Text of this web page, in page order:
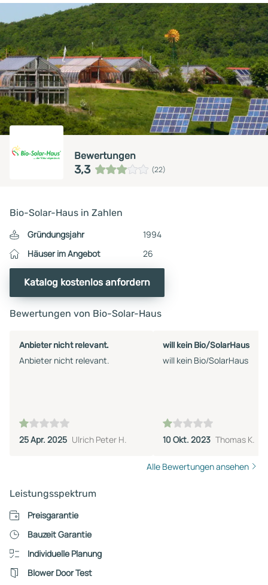
Bewertungen
3,3 (22)
Bio-Solar-Haus in Zahlen
Gründungsjahr
1994
Häuser im Angebot
26
Katalog kostenlos anfordern
Bewertungen von Bio-Solar-Haus
Anbieter nicht relevant.
Anbieter nicht relevant.
25 Apr. 2025 Ulrich Peter H.
will kein Bio/SolarHaus
will kein Bio/SolarHaus
10 Okt. 2023 Thomas K.
Alle Bewertungen ansehen
Leistungsspektrum
Preisgarantie
Bauzeit Garantie
Individuelle Planung
Blower Door Test